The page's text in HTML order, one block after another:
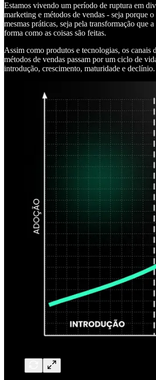
Estamos vivendo um período de ruptura em
marketing e métodos de vendas - seja porque
mesmas práticas, seja pela transformação que
forma como as coisas são feitas.
Assim como produtos e tecnologias, os canais
métodos de vendas passam por um ciclo de
introdução, crescimento, maturidade e declínio.